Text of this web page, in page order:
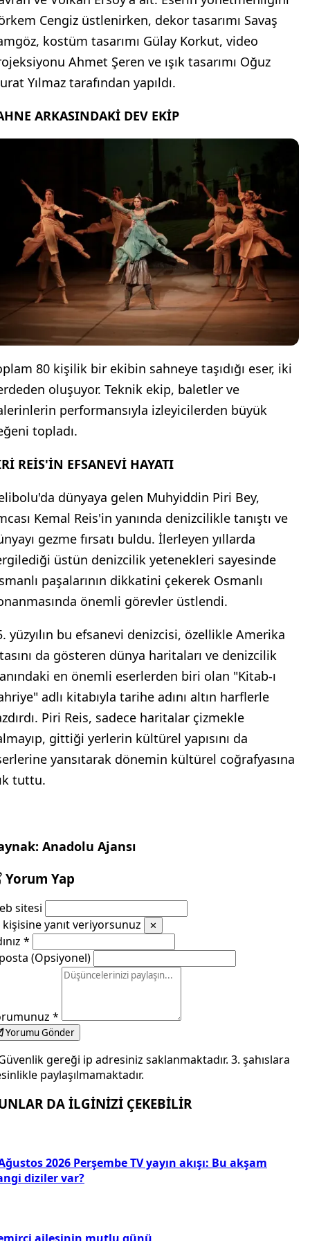
Cengiz üstlenirken, dekor tasarımı Savaş
kostüm tasarımı Gülay Korkut, video
Ahmet Şeren ve ışık tasarımı Oğuz
Yılmaz tarafından yapıldı.
ARKASINDAKİ DEV EKİP
80 kişilik bir ekibin sahneye taşıdığı eser, iki
oluşuyor. Teknik ekip, baletler ve
performansıyla izleyicilerden büyük
topladı.
REİS'İN EFSANEVİ HAYATI
dünyaya gelen Muhyiddin Piri Bey,
Kemal Reis'in yanında denizcilikle tanıştı ve
gezme fırsatı buldu. İlerleyen yıllarda
üstün denizcilik yetenekleri sayesinde
paşalarının dikkatini çekerek Osmanlı
önemli görevler üstlendi.
yüzyılın bu efsanevi denizcisi, özellikle Amerika
da gösteren dünya haritaları ve denizcilik
en önemli eserlerden biri olan "Kitab-ı
adlı kitabıyla tarihe adını altın harflerle
Piri Reis, sadece haritalar çizmekle
gittiği yerlerin kültürel yapısını da
yansıtarak dönemin kültürel coğrafyasına
tuttu.
Anadolu Ajansı
Yorum Yap
sitesi
kişisine yanıt veriyorsunuz
✕
*
(Opsiyonel)
*
Yorumu Gönder
gereği ip adresiniz saklanmaktadır. 3. şahıslara
paylaşılmamaktadır.
DA İLGİNİZİ ÇEKEBİLİR
2026 Perşembe TV yayın akışı: Bu akşam
diziler var?